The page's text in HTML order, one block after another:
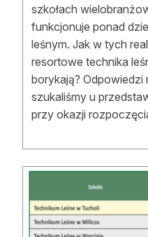
szkołach
funkcjonuje ponad
leśnym. Jak w tych
resortowe technika
borykają? Odpowiedzi
szukaliśmy u
przy okazji